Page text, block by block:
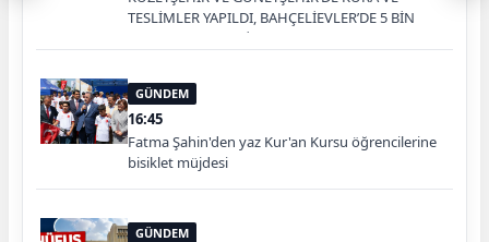
TESLİMLER YAPILDI, BAHÇELİEVLER’DE 5 BİN
KONUTUN TEMELİ ATILDI
GÜNDEM
16:45
Fatma Şahin'den yaz Kur'an Kursu öğrencilerine
bisiklet müjdesi
GÜNDEM